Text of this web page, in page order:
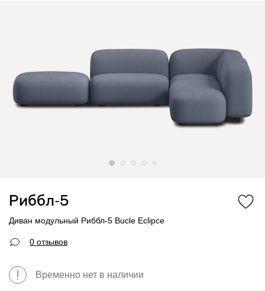
Риббл-5
Диван модульный Риббл-5 Bucle Eclipce
0 отзывов
Временно нет в наличии